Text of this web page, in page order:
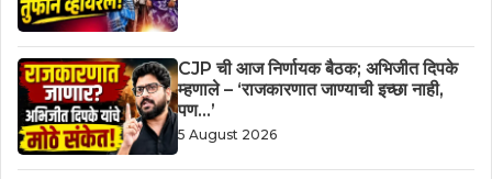
CJP ची आज निर्णायक बैठक; अभिजीत दिपके
म्हणाले – ‘राजकारणात जाण्याची इच्छा नाही,
पण…’
5 August 2026